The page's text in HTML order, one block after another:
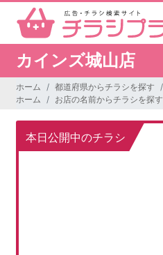
カインズ城山店
ホーム 都道府県からチラシを探す
ホーム
お店の名前からチラシを探す
本日公開中のチラシ